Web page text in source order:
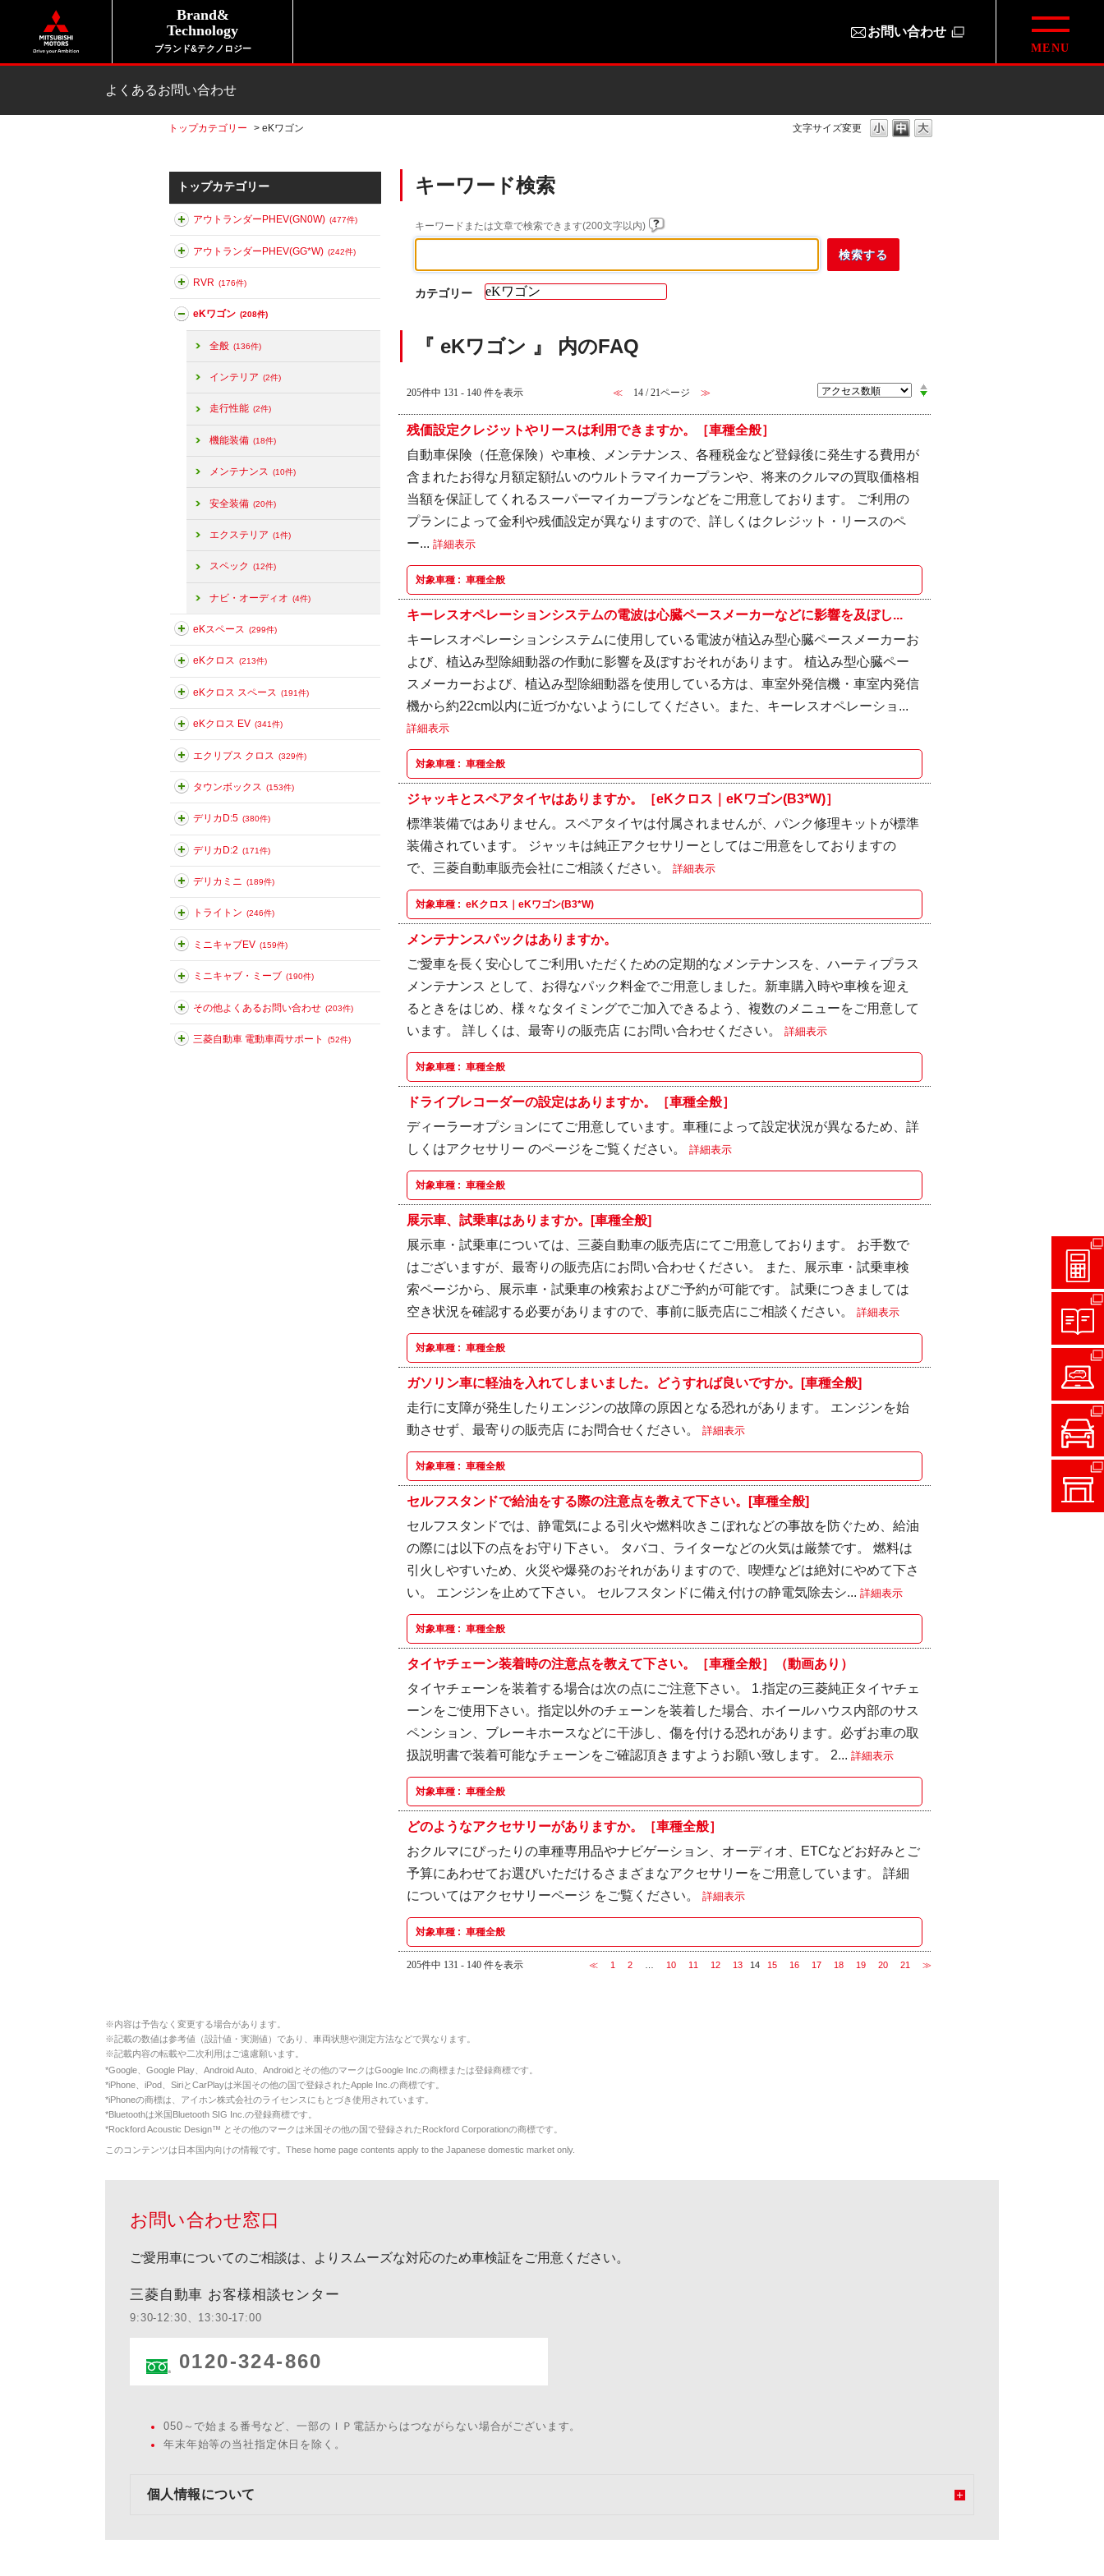
Brand&
Technology
ブランド&テクノロジー
お問い合わせ
よくあるお問い合わせ
文字サイズ変更
トップカテゴリー > eKワゴン
トップカテゴリー
アウトランダーPHEV(GN0W) (477件)
アウトランダーPHEV(GG*W) (242件)
RVR (176件)
eKワゴン (208件)
全般 (136件)
インテリア (2件)
走行性能 (2件)
機能装備 (18件)
メンテナンス (10件)
安全装備 (20件)
エクステリア (1件)
スペック (12件)
ナビ・オーディオ (4件)
eKスペース (299件)
eKクロス (213件)
eKクロス スペース (191件)
eKクロス EV (341件)
エクリプス クロス (329件)
タウンボックス (153件)
デリカD:5 (380件)
デリカD:2 (171件)
デリカミニ (189件)
トライトン (246件)
ミニキャブEV (159件)
ミニキャブ・ミーブ (190件)
その他よくあるお問い合わせ (203件)
三菱自動車 電動車両サポート (52件)
キーワード検索
キーワードまたは文章で検索できます(200文字以内)
カテゴリー
『 eKワゴン 』 内のFAQ
205件中 131 - 140 件を表示 ≪ 14 / 21ページ ≫
残価設定クレジットやリースは利用できますか。［車種全般］
自動車保険（任意保険）や車検、メンテナンス、各種税金など登録後に発生する費用が
含まれたお得な月額定額払いのウルトラマイカープランや、将来のクルマの買取価格相
当額を保証してくれるスーパーマイカープランなどをご用意しております。 ご利用の
プランによって金利や残価設定が異なりますので、詳しくはクレジット・リースのペ
ー... 詳細表示
対象車種 : 車種全般
キーレスオペレーションシステムの電波は心臓ペースメーカーなどに影響を及ぼし...
キーレスオペレーションシステムに使用している電波が植込み型心臓ペースメーカーお
よび、植込み型除細動器の作動に影響を及ぼすおそれがあります。 植込み型心臓ペー
スメーカーおよび、植込み型除細動器を使用している方は、車室外発信機・車室内発信
機から約22cm以内に近づかないようにしてください。また、キーレスオペレーショ...
詳細表示
対象車種 : 車種全般
ジャッキとスペアタイヤはありますか。［eKクロス｜eKワゴン(B3*W)］
標準装備ではありません。スペアタイヤは付属されませんが、パンク修理キットが標準
装備されています。 ジャッキは純正アクセサリーとしてはご用意をしておりますの
で、三菱自動車販売会社にご相談ください。 詳細表示
対象車種 : eKクロス｜eKワゴン(B3*W)
メンテナンスパックはありますか。
ご愛車を長く安心してご利用いただくための定期的なメンテナンスを、ハーティプラス
メンテナンス として、お得なパック料金でご用意しました。新車購入時や車検を迎え
るときをはじめ、様々なタイミングでご加入できるよう、複数のメニューをご用意して
います。 詳しくは、最寄りの販売店 にお問い合わせください。 詳細表示
対象車種 : 車種全般
ドライブレコーダーの設定はありますか。［車種全般］
ディーラーオプションにてご用意しています。車種によって設定状況が異なるため、詳
しくはアクセサリー のページをご覧ください。 詳細表示
対象車種 : 車種全般
展示車、試乗車はありますか。[車種全般]
展示車・試乗車については、三菱自動車の販売店にてご用意しております。 お手数で
はございますが、最寄りの販売店にお問い合わせください。 また、展示車・試乗車検
索ページから、展示車・試乗車の検索およびご予約が可能です。 試乗につきましては
空き状況を確認する必要がありますので、事前に販売店にご相談ください。 詳細表示
対象車種 : 車種全般
ガソリン車に軽油を入れてしまいました。どうすれば良いですか。[車種全般]
走行に支障が発生したりエンジンの故障の原因となる恐れがあります。 エンジンを始
動させず、最寄りの販売店 にお問合せください。 詳細表示
対象車種 : 車種全般
セルフスタンドで給油をする際の注意点を教えて下さい。[車種全般]
セルフスタンドでは、静電気による引火や燃料吹きこぼれなどの事故を防ぐため、給油
の際には以下の点をお守り下さい。 タバコ、ライターなどの火気は厳禁です。 燃料は
引火しやすいため、火災や爆発のおそれがありますので、喫煙などは絶対にやめて下さ
い。 エンジンを止めて下さい。 セルフスタンドに備え付けの静電気除去シ... 詳細表示
対象車種 : 車種全般
タイヤチェーン装着時の注意点を教えて下さい。［車種全般］（動画あり）
タイヤチェーンを装着する場合は次の点にご注意下さい。 1.指定の三菱純正タイヤチェ
ーンをご使用下さい。指定以外のチェーンを装着した場合、ホイールハウス内部のサス
ペンション、ブレーキホースなどに干渉し、傷を付ける恐れがあります。必ずお車の取
扱説明書で装着可能なチェーンをご確認頂きますようお願い致します。 2... 詳細表示
対象車種 : 車種全般
どのようなアクセサリーがありますか。［車種全般］
おクルマにぴったりの車種専用品やナビゲーション、オーディオ、ETCなどお好みとご
予算にあわせてお選びいただけるさまざまなアクセサリーをご用意しています。 詳細
についてはアクセサリーページ をご覧ください。 詳細表示
対象車種 : 車種全般
205件中 131 - 140 件を表示 ≪ 1 2 10 11 12 13 14 15 16 17 18 19 20 21 ≫
※内容は予告なく変更する場合があります。
※記載の数値は参考値（設計値・実測値）であり、車両状態や測定方法などで異なります。
※記載内容の転載や二次利用はご遠慮願います。
*Google、Google Play、Android Auto、Androidとその他のマークはGoogle Inc.の商標または登録商標です。
*iPhone、iPod、SiriとCarPlayは米国その他の国で登録されたApple Inc.の商標です。
*iPhoneの商標は、アイホン株式会社のライセンスにもとづき使用されています。
*Bluetoothは米国Bluetooth SIG Inc.の登録商標です。
*Rockford Acoustic Design™ とその他のマークは米国その他の国で登録されたRockford Corporationの商標です。
このコンテンツは日本国内向けの情報です。These home page contents apply to the Japanese domestic market only.
お問い合わせ窓口
ご愛用車についてのご相談は、よりスムーズな対応のため車検証をご用意ください。
三菱自動車 お客様相談センター
9:30-12:30、13:30-17:00
0120-324-860
050～で始まる番号など、一部のＩＰ電話からはつながらない場合がございます。
年末年始等の当社指定休日を除く。
個人情報について